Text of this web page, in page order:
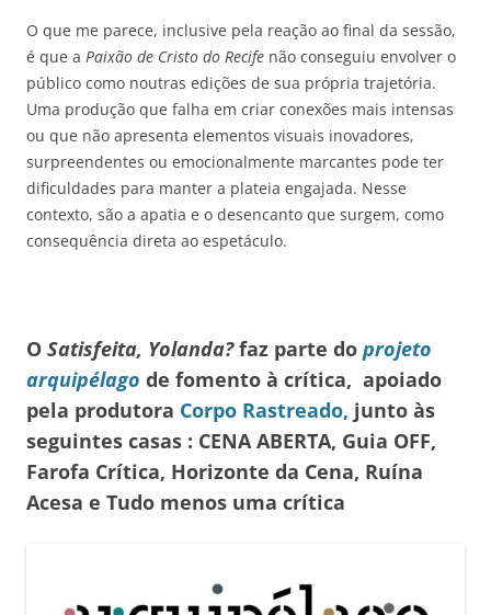
O que me parece, inclusive pela reação ao final da sessão,
é que a Paixão de Cristo do Recife não conseguiu envolver o
público como noutras edições de sua própria trajetória.
Uma produção que falha em criar conexões mais intensas
ou que não apresenta elementos visuais inovadores,
surpreendentes ou emocionalmente marcantes pode ter
dificuldades para manter a plateia engajada. Nesse
contexto, são a apatia e o desencanto que surgem, como
consequência direta ao espetáculo.
O Satisfeita, Yolanda?faz parte do projeto
arquipélago de fomento à crítica, apoiado
pela produtora Corpo Rastreado, junto às
seguintes casas : CENA ABERTA, Guia OFF,
Farofa Crítica, Horizonte da Cena, Ruína
Acesa e Tudo menos uma crítica